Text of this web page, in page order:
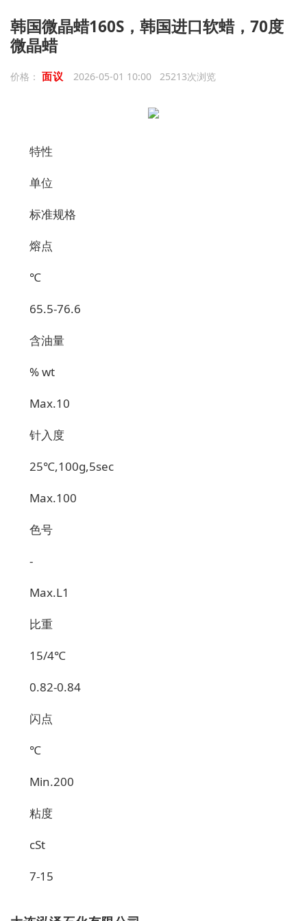
韩国微晶蜡160S，韩国进口软蜡，70度
微晶蜡
价格： 面议 2026-05-01 10:00 25213次浏览
特性
单位
标准规格
熔点
℃
65.5-76.6
含油量
% wt
Max.10
针入度
25℃,100g,5sec
Max.100
色号
-
Max.L1
比重
15/4℃
0.82-0.84
闪点
℃
Min.200
粘度
cSt
7-15